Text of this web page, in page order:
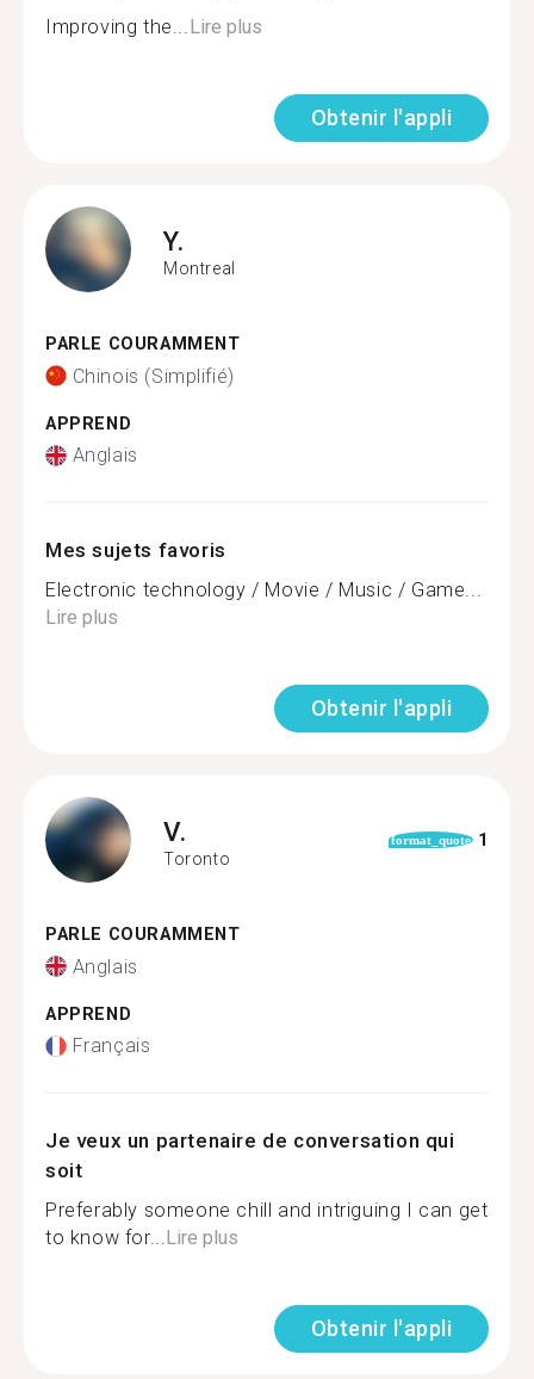
Improving the...Lire plus
Obtenir l'appli
Y.
Montreal
PARLE COURAMMENT
Chinois (Simplifié)
APPREND
Anglais
Mes sujets favoris
Electronic technology / Movie / Music / Game...
Lire plus
Obtenir l'appli
V.
Toronto
format_quote 1
PARLE COURAMMENT
Anglais
APPREND
Français
Je veux un partenaire de conversation qui
soit
Preferably someone chill and intriguing I can get
to know for...Lire plus
Obtenir l'appli